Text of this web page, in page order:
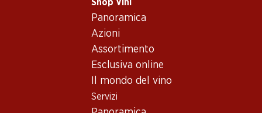
Shop Vini
Panoramica
Azioni
Assortimento
Esclusiva online
Il mondo del vino
Servizi
65.70